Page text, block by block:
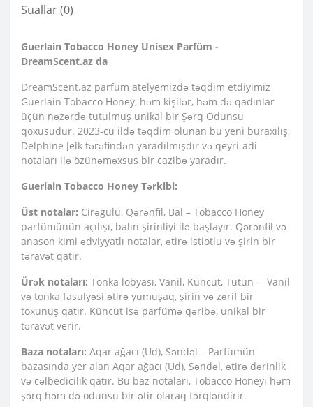
Suallar(0)
Guerlain Tobacco Honey Unisex Parfüm -
DreamScent.az da
DreamScent.az parfüm atelyemizdə təqdim etdiyimiz
Guerlain Tobacco Honey, həm kişilər, həm də qadınlar
üçün nəzərdə tutulmuş unikal bir Şərq Odunsu
qoxusudur. 2023-cü ildə təqdim olunan bu yeni buraxılış,
Delphine Jelk tərəfindən yaradılmışdır və qeyri-adi
notaları ilə özünəməxsus bir cazibə yaradır.
Guerlain Tobacco Honey Tərkibi:
Üst notalar: Cirəgülü, Qərənfil, Bal – Tobacco Honey
parfümünün açılışı, balın şirinliyi ilə başlayır. Qərənfil və
anason kimi ədviyyatlı notalar, ətirə istiotlu və şirin bir
təravət qatır.
Ürək notaları: Tonka lobyası, Vanil, Küncüt, Tütün – Vanil
və tonka fasulyəsi ətirə yumuşaq, şirin və zərif bir
toxunuş qatır. Küncüt isə parfümə qəribə, unikal bir
təravət verir.
Baza notaları: Aqar ağacı (Ud), Səndəl – Parfümün
bazasında yer alan Aqar ağacı (Ud), Səndəl, ətirə dərinlik
və cəlbedicilik qatır. Bu baz notaları, Tobacco Honeyı həm
şərq həm də odunsu bir ətir olaraq fərqləndirir.